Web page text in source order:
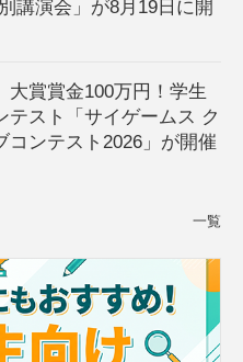
講演会」が8月19日に開
大賞賞金100万円！学生
テスト「サイゲームス ク
コンテスト2026」が開催
一覧